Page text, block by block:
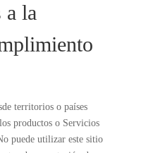
a la
territorios o países
productos o Servicios
puede utilizar este sitio